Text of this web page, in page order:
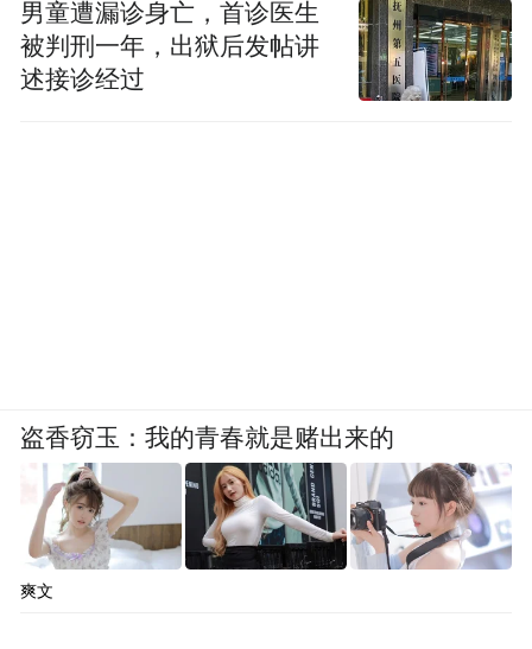
男童遭漏诊身亡，首诊医生
被判刑一年，出狱后发帖讲
述接诊经过
盗香窃玉：我的青春就是赌出来的
爽文